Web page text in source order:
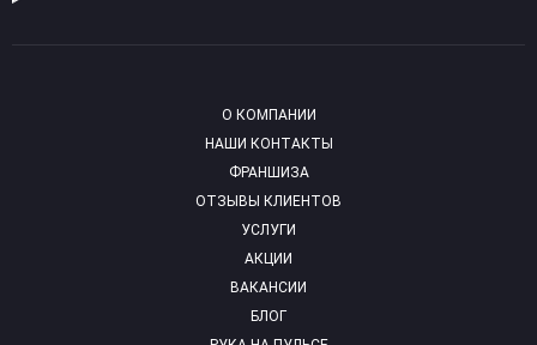
О КОМПАНИИ
НАШИ КОНТАКТЫ
ФРАНШИЗА
ОТЗЫВЫ КЛИЕНТОВ
УСЛУГИ
АКЦИИ
ВАКАНСИИ
БЛОГ